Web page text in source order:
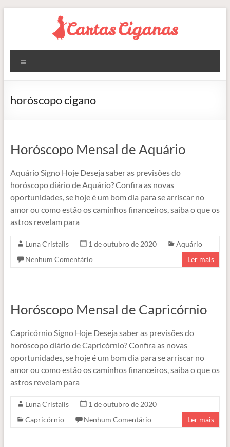
Blog
Cartas
Ciganas
Online
horóscopo cigano
Horóscopo Mensal de Aquário
Aquário Signo Hoje Deseja saber as previsões do
horóscopo diário de Aquário? Confira as novas
oportunidades, se hoje é um bom dia para se arriscar no
amor ou como estão os caminhos financeiros, saiba o que os
astros revelam para
Luna Cristalis 1 de outubro de 2020
Aquário
Nenhum Comentário
Ler mais
Horóscopo Mensal de Capricórnio
Capricórnio Signo Hoje Deseja saber as previsões do
horóscopo diário de Capricórnio? Confira as novas
oportunidades, se hoje é um bom dia para se arriscar no
amor ou como estão os caminhos financeiros, saiba o que os
astros revelam para
Luna Cristalis
1 de outubro de 2020
Capricórnio
Nenhum Comentário Ler mais